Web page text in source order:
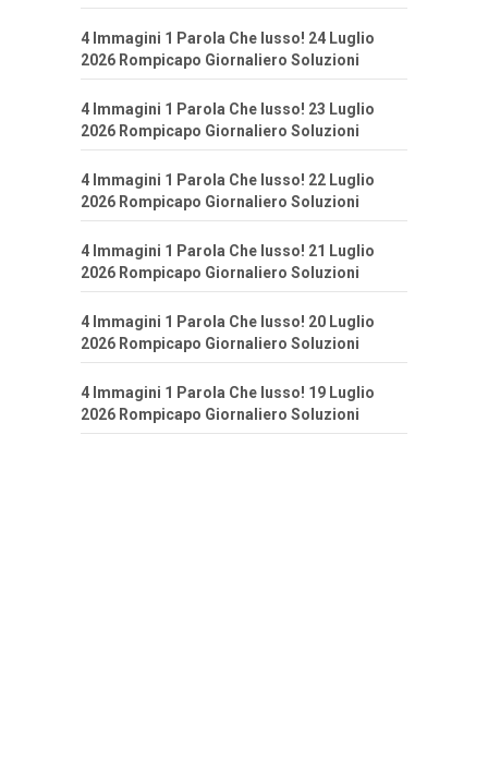
4 Immagini 1 Parola Che lusso! 24 Luglio
2026 Rompicapo Giornaliero Soluzioni
4 Immagini 1 Parola Che lusso! 23 Luglio
2026 Rompicapo Giornaliero Soluzioni
4 Immagini 1 Parola Che lusso! 22 Luglio
2026 Rompicapo Giornaliero Soluzioni
4 Immagini 1 Parola Che lusso! 21 Luglio
2026 Rompicapo Giornaliero Soluzioni
4 Immagini 1 Parola Che lusso! 20 Luglio
2026 Rompicapo Giornaliero Soluzioni
4 Immagini 1 Parola Che lusso! 19 Luglio
2026 Rompicapo Giornaliero Soluzioni